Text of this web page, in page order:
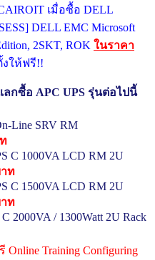
เมื่อซื้อ DELL
DELL EMC Microsoft
2SKT, ROK ในราคา
ให้ฟรี!!
ลกซื้อ APC UPS รุ่นต่อไปนี้
Line SRV RM
C 1000VA LCD RM 2U
าท
C 1500VA LCD RM 2U
าท
2000VA / 1300Watt 2U Rack
Online Training Configuring